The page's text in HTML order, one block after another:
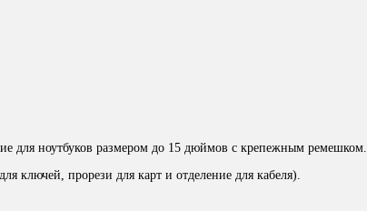
для ноутбуков размером до 15 дюймов с крепежным ремешком.
ключей, прорези для карт и отделение для кабеля).